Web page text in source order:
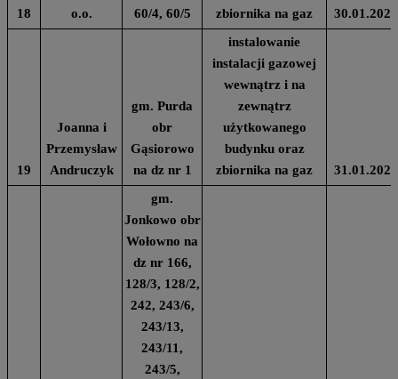
18
o.o.
60/4, 60/5
zbiornika na gaz
30.01.2024
19
Joanna i
Przemysław
Andruczyk
gm. Purda
obr
Gąsiorowo
na dz nr 1
instalowanie
instalacji gazowej
wewnątrz i na
zewnątrz
użytkowanego
budynku oraz
zbiornika na gaz
31.01.2024
gm.
Jonkowo obr
Wołowno na
dz nr 166,
128/3, 128/2,
242, 243/6,
243/13,
243/11,
243/5,